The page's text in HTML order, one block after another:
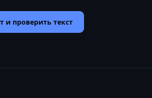
и проверить текст